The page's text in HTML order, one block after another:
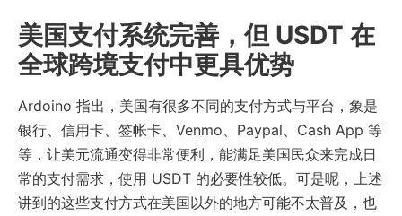
美国支付系统完善，但 USDT 在
全球跨境支付中更具优势
Ardoino 指出，美国有很多不同的支付方式与平台，象是
银行、信用卡、签帐卡、Venmo、Paypal、Cash App 等
等，让美元流通变得非常便利，能满足美国民众来完成日
常的支付需求，使用 USDT 的必要性较低。可是呢，上述
讲到的这些支付方式在美国以外的地方可能不太普及，也